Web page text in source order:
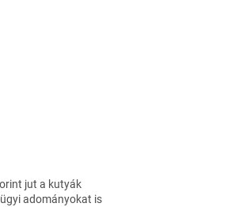
jut a kutyák
adományokat is